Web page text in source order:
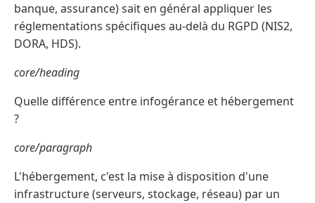
banque, assurance) sait en général appliquer les
réglementations spécifiques au-delà du RGPD (NIS2,
DORA, HDS).
core/heading
Quelle différence entre infogérance et hébergement
?
core/paragraph
L'hébergement, c'est la mise à disposition d'une
infrastructure (serveurs, stockage, réseau) par un